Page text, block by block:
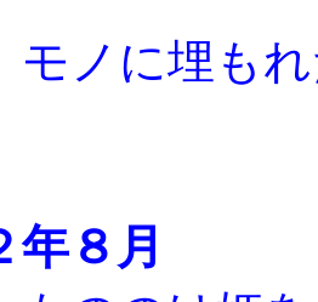
モノに埋もれ
年８月